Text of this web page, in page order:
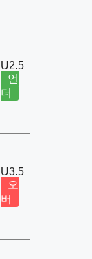
U2.5
언
더
U3.5
오
버